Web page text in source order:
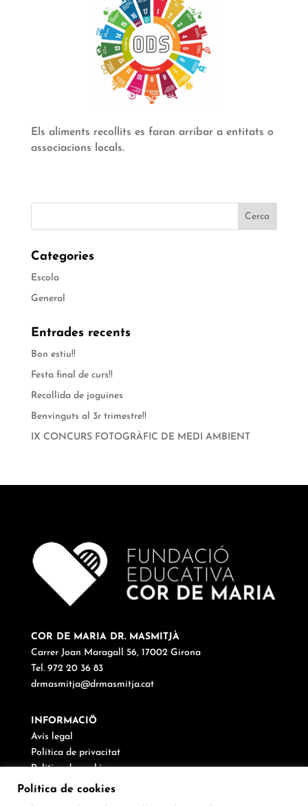
Els aliments recollits es faran arribar a entitats o
associacions locals.
Categories
Escola
General
Entrades recents
Bon estiu!!
Festa final de curs!!
Recollida de joguines
Benvinguts al 3r trimestre!!
IX CONCURS FOTOGRÀFIC DE MEDI AMBIENT
COR DE MARIA DR. MASMITJÀ
Carrer Joan Maragall 56, 17002 Girona
Tel. 972 20 36 83
drmasmitja@drmasmitja.cat
INFORMACIÖ
Avís legal
Política de privacitat
Política de cookies
Canal de denúncies
Política de cookies